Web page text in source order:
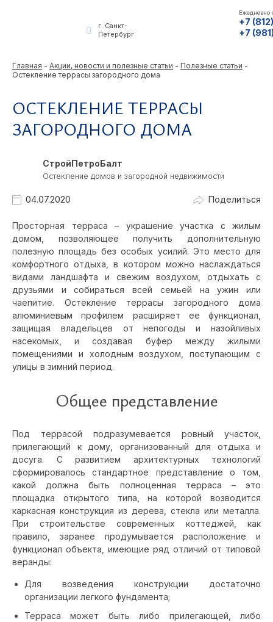
г. Санкт-
Петербург
Ежедневно
+7
+7
Главная - Акции, новости и полезные статьи - Полезные статьи -
Остекление террасы загородного дома
ОСТЕКЛЕНИЕ ТЕРРАСЫ
ЗАГОРОДНОГО ДОМА
СтройПетроБалт
Остекление домов и загородной недвижимости
04.07.2020 Поделиться
Просторная терраса – украшение участка с жилым
домом, позволяющее получить дополнительную
полезную площадь без особых усилий. Это место для
комфортного отдыха, в котором можно наслаждаться
видами ландшафта и свежим воздухом, отдыхать с
друзьями и собираться всей семьей на ужин или
чаепитие. Остекление террасы загородного дома
алюминиевым профилем расширяет ее функционал,
защищая владельцев от непогоды и назойливых
насекомых, и создавая буфер между жилыми
помещениями и холодным воздухом, поступающим с
улицы в зимний период.
Общее представление
Под террасой подразумевается ровный участок,
прилегающий к дому, организованный для отдыха и
досуга. С развитием архитектурных технологий
сформировалось стандартное представление о том,
какой должна быть полноценная терраса – это
площадка открытого типа, на которой возводится
каркасная конструкция из дерева, стекла или металла.
При строительстве современных коттеджей, как
правило, заранее продумывается расположение и
функционал объекта, имеющие ряд отличий от типовой
веранды:
Для возведения конструкции достаточно
организации легкого фундамента;
Терраса может быть либо прилегающей, либо